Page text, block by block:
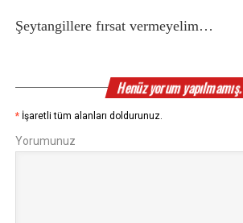
Şeytangillere fırsat vermeyelim…
Henüz yorum yapılmamış.
* İşaretli tüm alanları doldurunuz.
Yorumunuz